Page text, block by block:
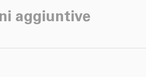
aggiuntive